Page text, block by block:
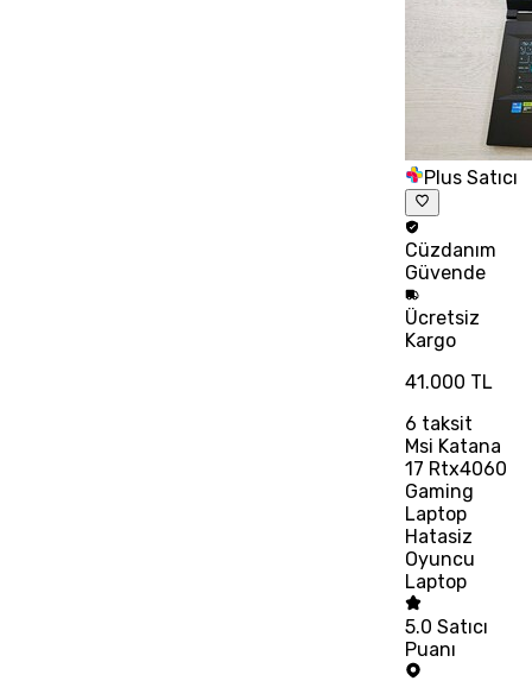
Plus Satıcı
Cüzdanım
Güvende
Ücretsiz
Kargo
41.000 TL
6 taksit
Msi Katana
17 Rtx4060
Gaming
Laptop
Hatasiz
Oyuncu
Laptop
5.0 Satıcı
Puanı